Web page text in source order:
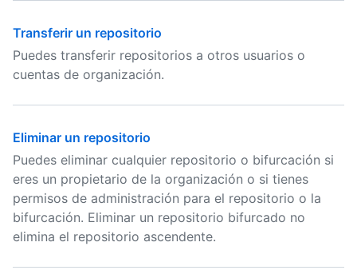
Transferir un repositorio
Puedes transferir repositorios a otros usuarios o
cuentas de organización.
Eliminar un repositorio
Puedes eliminar cualquier repositorio o bifurcación si
eres un propietario de la organización o si tienes
permisos de administración para el repositorio o la
bifurcación. Eliminar un repositorio bifurcado no
elimina el repositorio ascendente.